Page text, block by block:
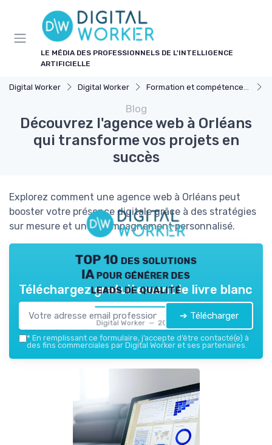
LE MÉDIA DES PROFESSIONNELS DE L'INTELLIGENCE
ARTIFICIELLE
Digital Worker Digital Worker Formation et compétences nécessaires
Blog
Découvrez l'agence web à Orléans
qui transforme vos projets en
succès
Explorez comment une agence web à Orléans peut
booster votre présence digitale grâce à des stratégies
sur mesure et un accompagnement personnalisé.
TOP 10 des solutions
IA pour générer des
leads de qualité
Digital Worker — 2026
Téléchargez gratuitement le livre blanc
➔ Télécharger
* En remplissant ce formulaire, j’accepte d’être contacté(e) à
des fins commerciales par Digital Worker et ses partenaires.